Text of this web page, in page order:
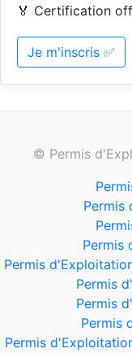
🏅 Certification
Je m'inscris ✅
© Permis
Permis
Permis
Permis
Permis
Permis
Permis
Permis